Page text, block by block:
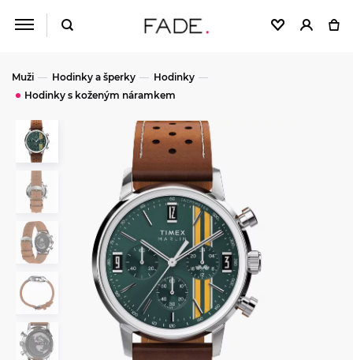
Muži Hodinky a šperky
Hodinky
Hodinky s koženým náramkem